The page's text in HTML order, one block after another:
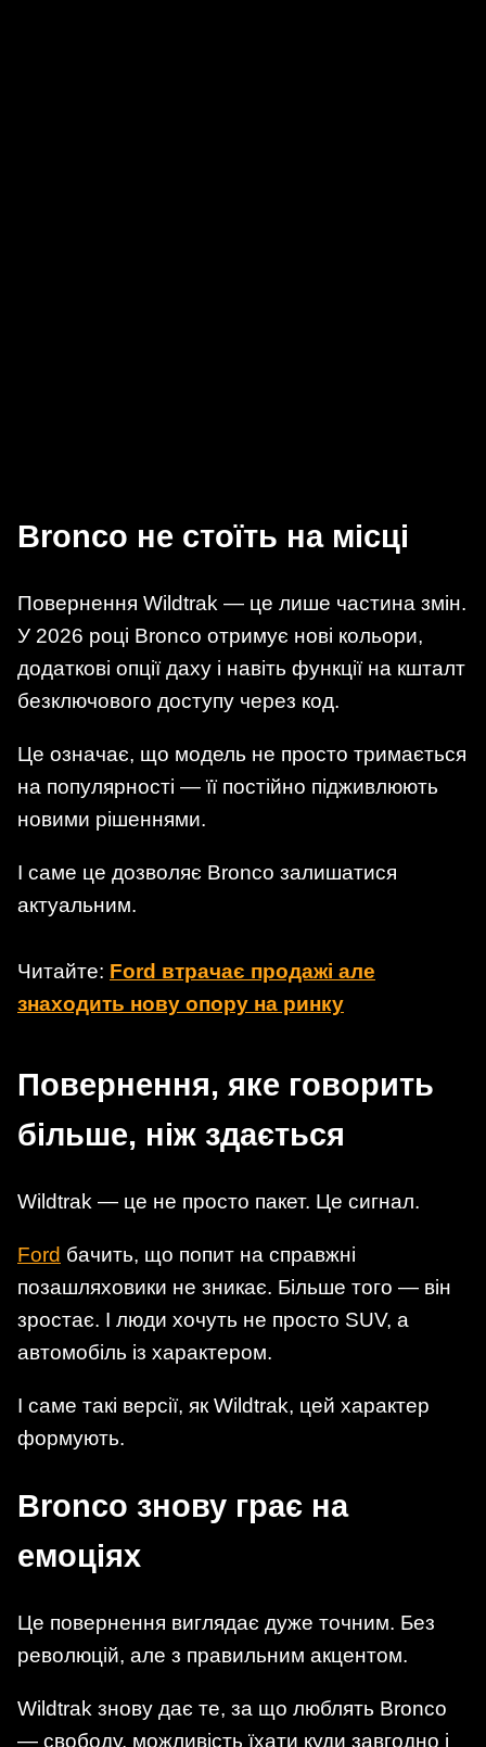
Bronco не стоїть на місці
Повернення Wildtrak — це лише частина змін.
У 2026 році Bronco отримує нові кольори,
додаткові опції даху і навіть функції на кшталт
безключового доступу через код.
Це означає, що модель не просто тримається
на популярності — її постійно підживлюють
новими рішеннями.
І саме це дозволяє Bronco залишатися
актуальним.
Читайте: Ford втрачає продажі але
знаходить нову опору на ринку
Повернення, яке говорить
більше, ніж здається
Wildtrak — це не просто пакет. Це сигнал.
Ford бачить, що попит на справжні
позашляховики не зникає. Більше того — він
зростає. І люди хочуть не просто SUV, а
автомобіль із характером.
І саме такі версії, як Wildtrak, цей характер
формують.
Bronco знову грає на
емоціях
Це повернення виглядає дуже точним. Без
революцій, але з правильним акцентом.
Wildtrak знову дає те, за що люблять Bronco
— свободу, можливість їхати куди завгодно і